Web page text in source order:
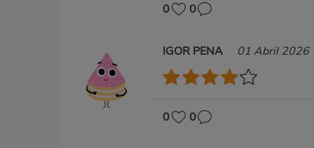
0 0
IGOR PENA 01 Abril 2026
0 0